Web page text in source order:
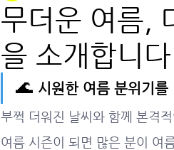
무더운 여름,
을 소개합니다
🌊 시원한 여름 분위기를
부쩍 더워진 날씨와 함께 본격
여름 시즌이 되면 많은 분이 여